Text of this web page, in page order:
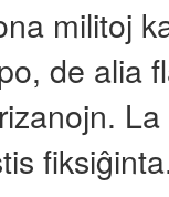
militoj
de alia